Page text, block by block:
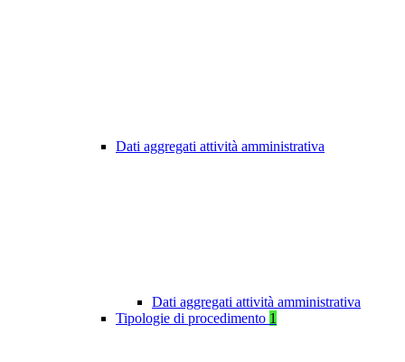
Dati aggregati attività amministrativa
Dati aggregati attività amministrativa
Tipologie di procedimento 1